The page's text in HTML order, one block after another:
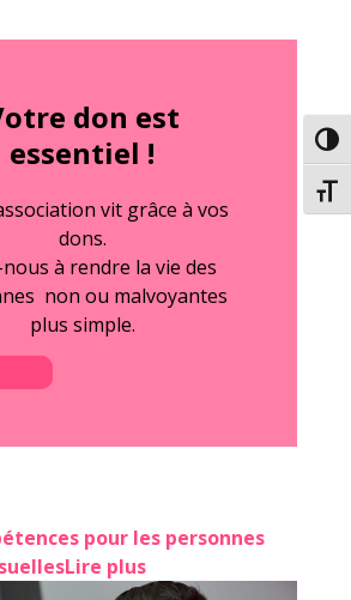
Votre don est
essentiel !
vit grâce à vos
dons.
nous à rendre la vie des
non ou malvoyantes
plus simple.